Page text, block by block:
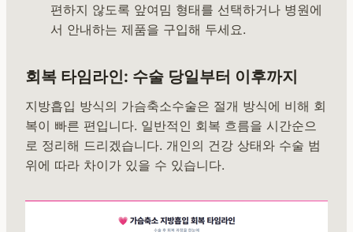
편하지 않도록 앞여밈 형태를 선택하거나 병원에
서 안내하는 제품을 구입해 두세요.
회복 타임라인: 수술 당일부터 이후까지
지방흡입 방식의 가슴축소수술은 절개 방식에 비해 회
복이 빠른 편입니다. 일반적인 회복 흐름을 시간순으
로 정리해 드리겠습니다. 개인의 건강 상태와 수술 범
위에 따라 차이가 있을 수 있습니다.